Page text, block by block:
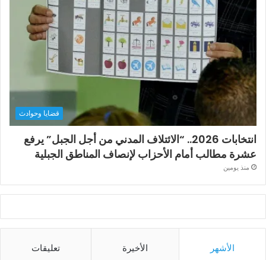
قضايا وحوادث
انتخابات 2026.. “الائتلاف المدني من أجل الجبل” يرفع
عشرة مطالب أمام الأحزاب لإنصاف المناطق الجبلية
منذ يومين
الأشهر الأخيرة تعليقات